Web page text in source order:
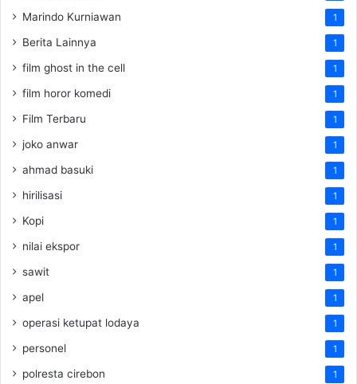
Marindo Kurniawan 1
Berita Lainnya 1
film ghost in the cell 1
film horor komedi 1
Film Terbaru 1
joko anwar 1
ahmad basuki 1
hirilisasi 1
Kopi 1
nilai ekspor 1
sawit 1
apel 1
operasi ketupat lodaya 1
personel 1
polresta cirebon 1